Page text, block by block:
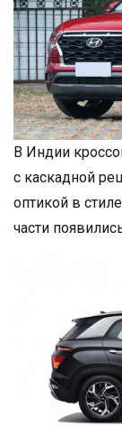
В Индии
с каскадной
оптикой в
части